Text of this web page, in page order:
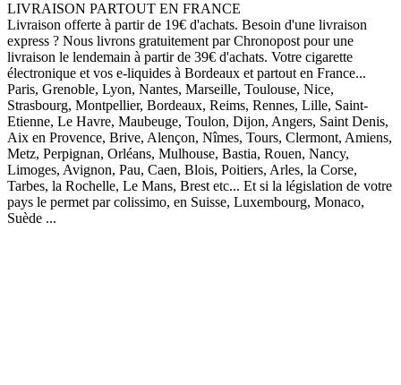
LIVRAISON PARTOUT EN FRANCE
Livraison offerte à partir de 19€ d'achats. Besoin d'une livraison
express ? Nous livrons gratuitement par Chronopost pour une
livraison le lendemain à partir de 39€ d'achats. Votre cigarette
électronique et vos e-liquides à Bordeaux et partout en France...
Paris, Grenoble, Lyon, Nantes, Marseille, Toulouse, Nice,
Strasbourg, Montpellier, Bordeaux, Reims, Rennes, Lille, Saint-
Etienne, Le Havre, Maubeuge, Toulon, Dijon, Angers, Saint Denis,
Aix en Provence, Brive, Alençon, Nîmes, Tours, Clermont, Amiens,
Metz, Perpignan, Orléans, Mulhouse, Bastia, Rouen, Nancy,
Limoges, Avignon, Pau, Caen, Blois, Poitiers, Arles, la Corse,
Tarbes, la Rochelle, Le Mans, Brest etc... Et si la législation de votre
pays le permet par colissimo, en Suisse, Luxembourg, Monaco,
Suède ...